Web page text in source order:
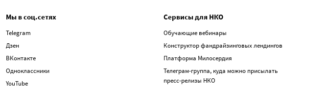
Мы в соц.сетях
Telegram
Дзен
ВКонтакте
Одноклассники
YouTube
Сервисы для НКО
Обучающие вебинары
Конструктор фандрайзинговых лендингов
Платформа Милосердия
Телеграм-группа, куда можно присылать
пресс-релизы НКО